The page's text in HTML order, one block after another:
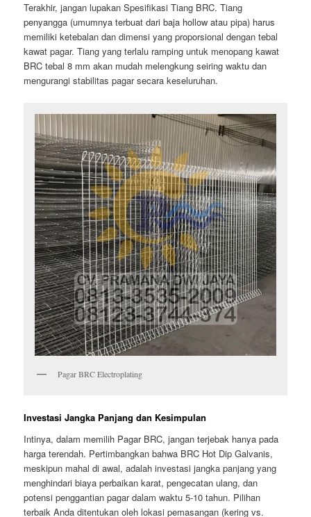
Terakhir, jangan lupakan Spesifikasi Tiang BRC. Tiang
penyangga (umumnya terbuat dari baja hollow atau pipa) harus
memiliki ketebalan dan dimensi yang proporsional dengan tebal
kawat pagar. Tiang yang terlalu ramping untuk menopang kawat
BRC tebal 8 mm akan mudah melengkung seiring waktu dan
mengurangi stabilitas pagar secara keseluruhan.
Pagar BRC Electroplating
Investasi Jangka Panjang dan Kesimpulan
Intinya, dalam memilih Pagar BRC, jangan terjebak hanya pada
harga terendah. Pertimbangkan bahwa BRC Hot Dip Galvanis,
meskipun mahal di awal, adalah investasi jangka panjang yang
menghindari biaya perbaikan karat, pengecatan ulang, dan
potensi penggantian pagar dalam waktu 5-10 tahun. Pilihan
terbaik Anda ditentukan oleh lokasi pemasangan (kering vs.